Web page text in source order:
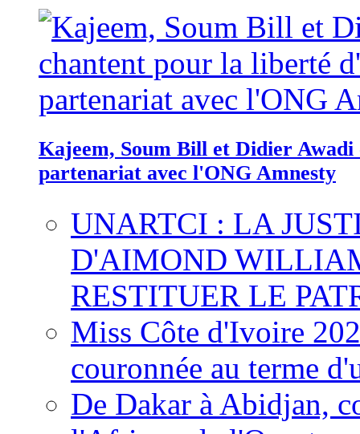
Kajeem, Soum Bill et Didier
partenariat avec l'ONG Amnesty
UNARTCI : LA
D'AIMOND
RESTITUER LE
Miss Côte d'Ivoire
couronnée au terme
De Dakar à Abidjan,